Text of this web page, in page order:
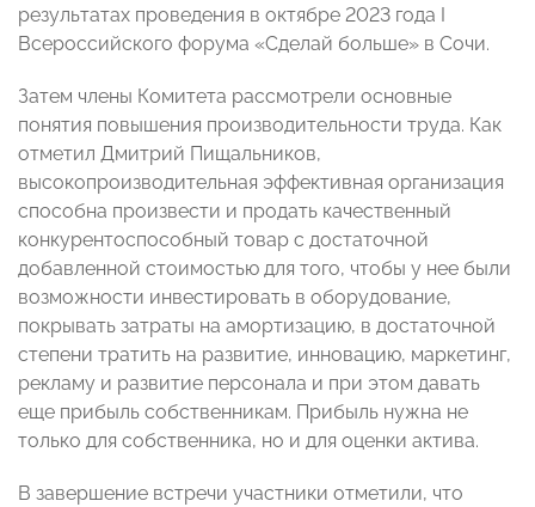
результатах проведения в октябре 2023 года I
Всероссийского форума «Сделай больше» в Сочи.
Затем члены Комитета рассмотрели основные
понятия повышения производительности труда. Как
отметил Дмитрий Пищальников,
высокопроизводительная эффективная организация
способна произвести и продать качественный
конкурентоспособный товар с достаточной
добавленной стоимостью для того, чтобы у нее были
возможности инвестировать в оборудование,
покрывать затраты на амортизацию, в достаточной
степени тратить на развитие, инновацию, маркетинг,
рекламу и развитие персонала и при этом давать
еще прибыль собственникам. Прибыль нужна не
только для собственника, но и для оценки актива.
В завершение встречи участники отметили, что